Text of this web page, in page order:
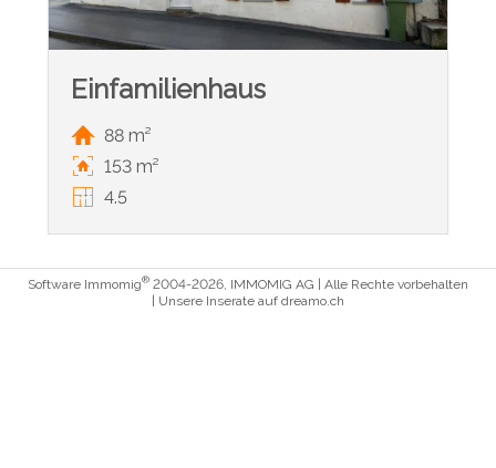
Einfamilienhaus
88 m²
153 m²
4.5
Software Immomig® 2004-2026, IMMOMIG AG | Alle Rechte vorbehalten
| Unsere Inserate auf dreamo.ch